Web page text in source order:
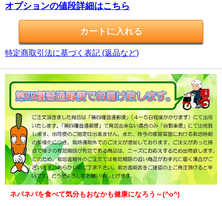
オプションの値段詳細はこちら
特定商取引法に基づく表記 (返品など)
ネバネバを食べて気分もおなかも健康になろう～(^o^)